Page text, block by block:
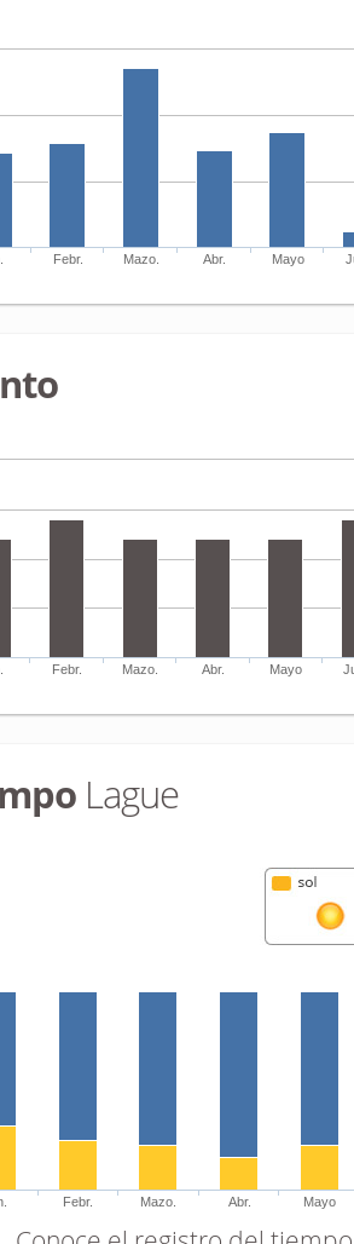
Febr. Mazo. Abr. Mayo
Febr. Mazo. Abr. Mayo
Lague
Febr. Mazo. Abr. Mayo